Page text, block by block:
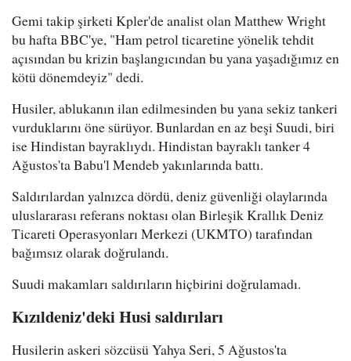
Gemi takip şirketi Kpler'de analist olan Matthew Wright
bu hafta BBC'ye, "Ham petrol ticaretine yönelik tehdit
açısından bu krizin başlangıcından bu yana yaşadığımız en
kötü dönemdeyiz" dedi.
Husiler, ablukanın ilan edilmesinden bu yana sekiz tankeri
vurduklarını öne sürüyor. Bunlardan en az beşi Suudi, biri
ise Hindistan bayraklıydı. Hindistan bayraklı tanker 4
Ağustos'ta Babu'l Mendeb yakınlarında battı.
Saldırılardan yalnızca dördü, deniz güvenliği olaylarında
uluslararası referans noktası olan Birleşik Krallık Deniz
Ticareti Operasyonları Merkezi (UKMTO) tarafından
bağımsız olarak doğrulandı.
Suudi makamları saldırıların hiçbirini doğrulamadı.
Kızıldeniz'deki Husi saldırıları
Husilerin askeri sözcüsü Yahya Seri, 5 Ağustos'ta